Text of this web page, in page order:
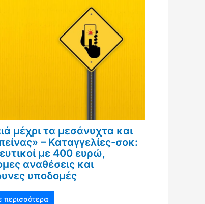
μέχρι τα μεσάνυχτα και
– Καταγγελίες-σοκ:
με 400 ευρώ,
αναθέσεις και
υποδομές
περισσότερα